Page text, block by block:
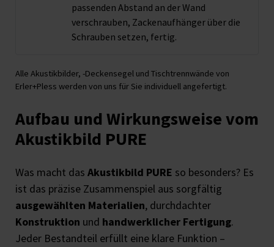
passenden Abstand an der Wand
verschrauben, Zackenaufhänger über die
Schrauben setzen, fertig.
Alle Akustikbilder, -Deckensegel und Tischtrennwände von
Erler+Pless werden von uns für Sie individuell angefertigt.
Aufbau und Wirkungsweise vom
Akustikbild PURE
Was macht das Akustikbild PURE so besonders? Es
ist das präzise Zusammenspiel aus sorgfältig
ausgewählten Materialien, durchdachter
Konstruktion und handwerklicher Fertigung.
Jeder Bestandteil erfüllt eine klare Funktion –